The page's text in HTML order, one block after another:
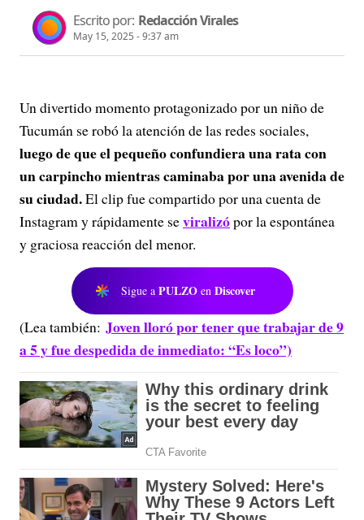
Escrito por: Redacción Virales
May 15, 2025 - 9:37 am
Un divertido momento protagonizado por un niño de
Tucumán se robó la atención de las redes sociales,
luego de que el pequeño confundiera una rata con
un carpincho mientras caminaba por una avenida de
su ciudad.El clip fue compartido por una cuenta de
Instagram y rápidamente seviralizópor la espontánea
y graciosa reacción del menor.
Sigue a PULZO en Discover
(Lea también: Joven lloró por tener que trabajar de 9
a 5 y fue despedida de inmediato: “Es loco”)